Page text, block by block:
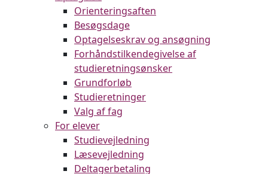
Orienteringsaften
Besøgsdage
Optagelseskrav og ansøgning
Forhåndstilkendegivelse af
studieretningsønsker
Grundforløb
Studieretninger
Valg af fag
For elever
Studievejledning
Læsevejledning
Deltagerbetaling